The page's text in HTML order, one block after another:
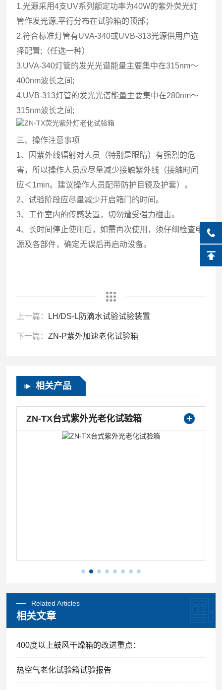
1.光源采用4支UV系列额定功率为40W的紫外荧光灯
管作发光源,平行分布在试验箱的顶部；
2.符合标准灯管有UVA-340或UVB-313光源供用户选
择配置;（任选一种）
3.UVA-340灯管的发光光谱能量主要集中在315nm～
400nm波长之间;
4.UVB-313灯管的发光光谱能量主要集中在280nm～
315nm波长之间;
三、操作注意事项
1、因紫外线辐射对人员（特别是眼睛）有强烈的危
害，所以操作人员应尽量减少接触紫外线（接触时间
应＜1min。建议操作人员配带防护目镜及护套）。
2、试验阶段应尽量减少开启箱门的时间。
3、工作室内的传感装置，切勿遭受强力碰击。
4、长时间停止使用后，如需再次使用，须仔细检查电
源及各部件，确定无误后再启动设备。
上一篇： LH/DS-L防滴水试验试验装置
下一篇：ZN-P紫外加速老化试验箱
相关产品
ZN-TX台式紫外光老化试验箱
Related Articles
相关文章
400度以上鼓风干燥箱的改进重点：
热空气老化试验箱试验报告